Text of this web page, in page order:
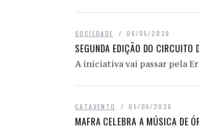
SOCIEDADE 06/05/2026
SEGUNDA EDIÇÃO DO CIRCUITO
A iniciativa vai passar pela
CATAVENTO 05/05/2026
MAFRA CELEBRA A MÚSICA DE